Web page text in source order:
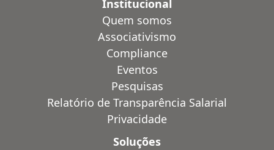
Institucional
Quem somos
Associativismo
Compliance
Eventos
Pesquisas
Relatório de Transparência Salarial
Privacidade
Soluções